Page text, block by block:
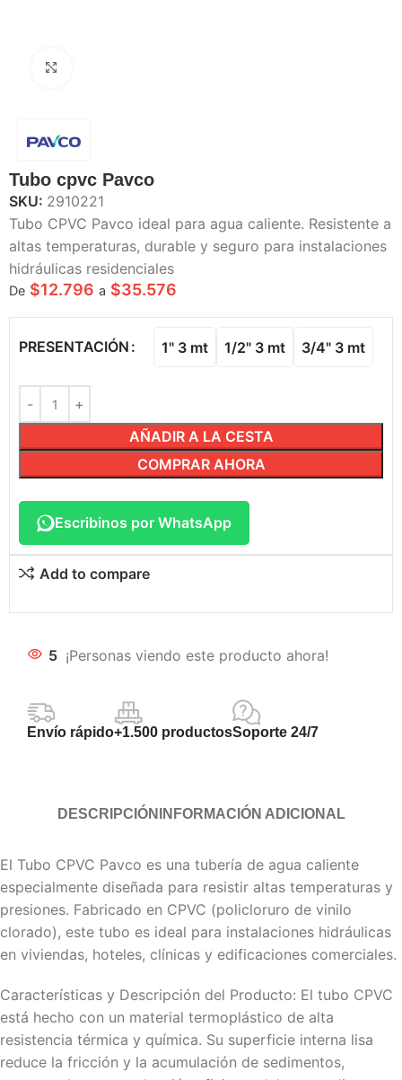
Tubo cpvc Pavco
SKU: 2910221
Tubo CPVC Pavco ideal para agua caliente. Resistente a
altas temperaturas, durable y seguro para instalaciones
hidráulicas residenciales
De $12.796 a $35.576
PRESENTACIÓN 1" 3 mt 1/2" 3 mt 3/4" 3 mt
AÑADIR A LA CESTA
COMPRAR AHORA
Escribinos por WhatsApp
Add to compare
5 ¡Personas viendo este producto ahora!
Envío rápido+1.500 productosSoporte 24/7
DESCRIPCIÓN INFORMACIÓN ADICIONAL
El Tubo CPVC Pavco es una tubería de agua caliente
especialmente diseñada para resistir altas temperaturas y
presiones. Fabricado en CPVC (policloruro de vinilo
clorado), este tubo es ideal para instalaciones hidráulicas
en viviendas, hoteles, clínicas y edificaciones comerciales.
Características y Descripción del Producto: El tubo CPVC
está hecho con un material termoplástico de alta
resistencia térmica y química. Su superficie interna lisa
reduce la fricción y la acumulación de sedimentos,